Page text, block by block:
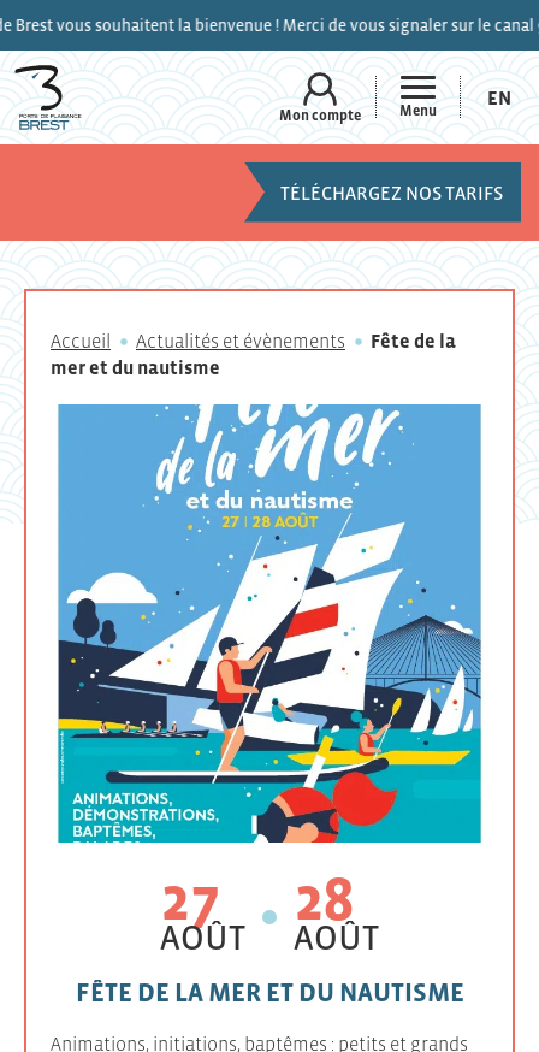
vous souhaitent la bienvenue ! Merci de vous signaler sur le canal 9 de
Mon compte Menu
EN
TÉLÉCHARGEZ NOS TARIFS
Accueil Actualités et évènements
Fête de la
mer et du nautisme
27
AOÛT
28
AOÛT
FÊTE DE LA MER ET DU NAUTISME
Animations, initiations, baptêmes : petits et grands